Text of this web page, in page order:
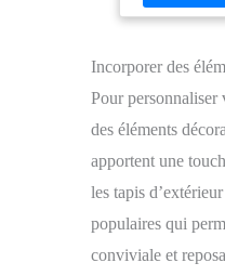
terrasse
assise incurvée
confortables
VERRE
assez spacieux
finition noire
cadre en
de protection
Incorporer des
Pour personnaliser
des éléments
apportent une
les tapis
populaires qui
conviviale et